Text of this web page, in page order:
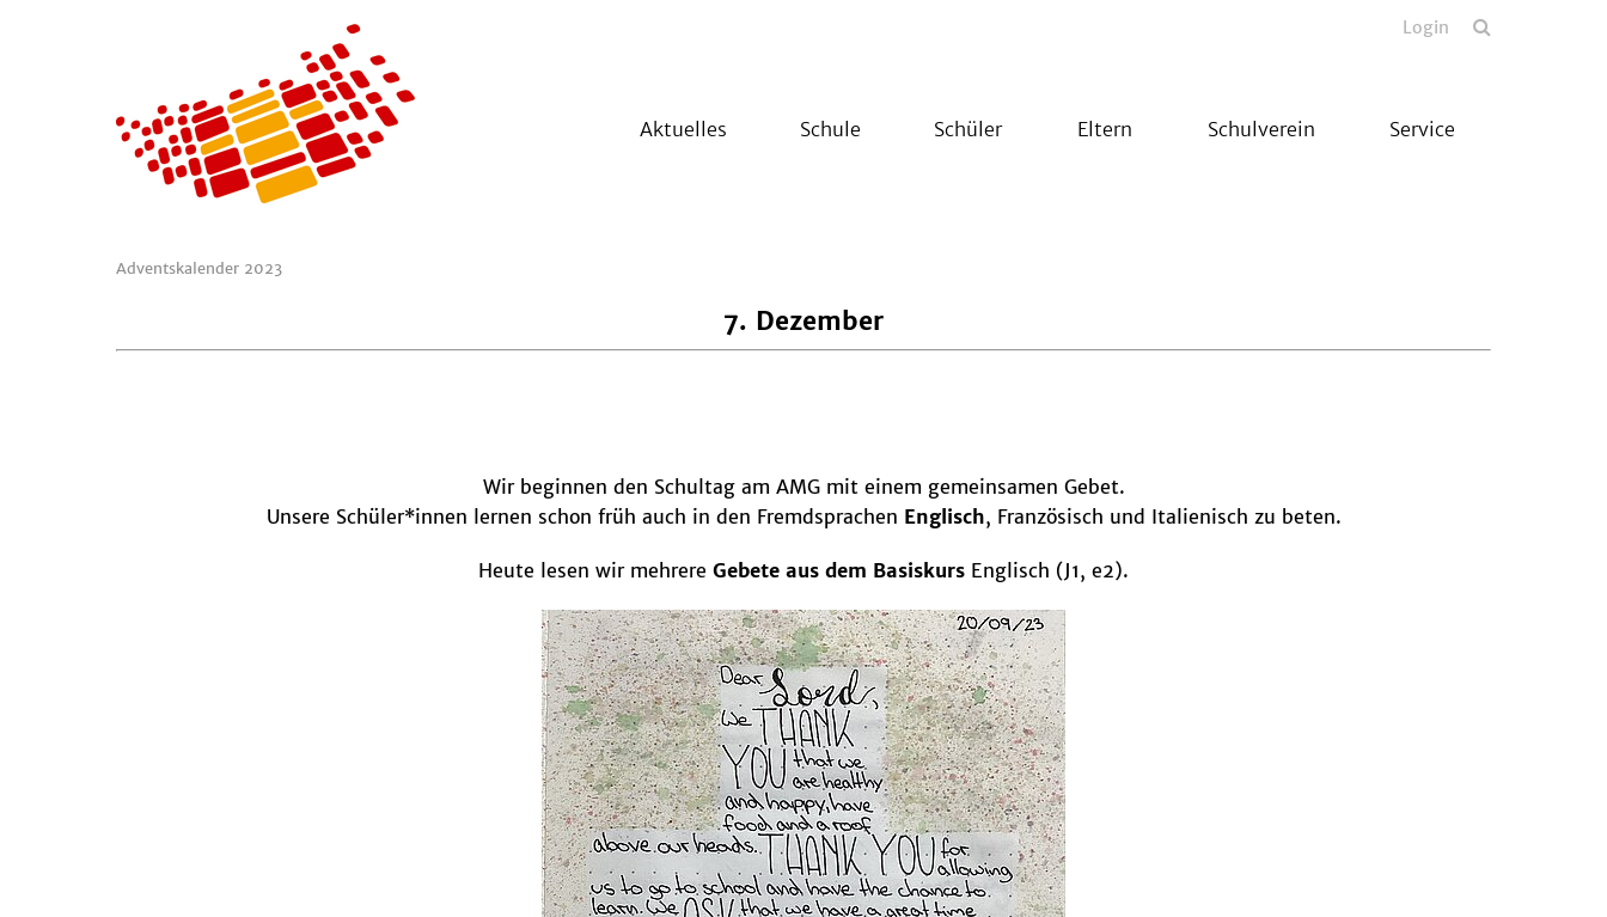
Login
Aktuelles Schule Schüler Eltern Schulverein Service
Adventskalender 2023
7. Dezember
Wir beginnen den Schultag am AMG mit einem gemeinsamen Gebet.
Unsere Schüler*innen lernen schon früh auch in den Fremdsprachen Englisch, Französisch und Italienisch zu beten.
Heute lesen wir mehrere Gebete aus dem Basiskurs Englisch (J1, e2).